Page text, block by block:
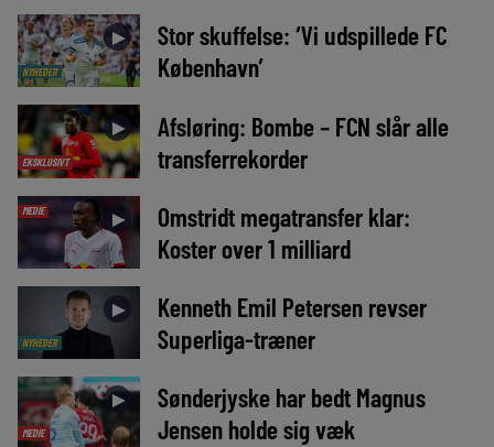
NYHEDER
►
Stor skuffelse: ‘Vi udspillede FC
København’
EKSKLUSIVT
►
Afsløring: Bombe – FCN slår alle
transferrekorder
MEDIE ►
Omstridt megatransfer klar:
Koster over 1 milliard
NYHEDER
►
Kenneth Emil Petersen revser
Superliga-træner
MEDIE
►
Sønderjyske har bedt Magnus
Jensen holde sig væk